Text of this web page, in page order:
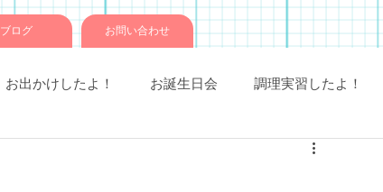
ブログ お問い合わせ
お出かけしたよ！ お誕生日会 調理実習したよ！